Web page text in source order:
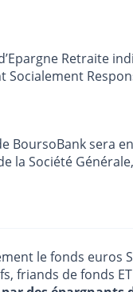
Retraite
Socialement
sera
la Société
le fonds
de fonds